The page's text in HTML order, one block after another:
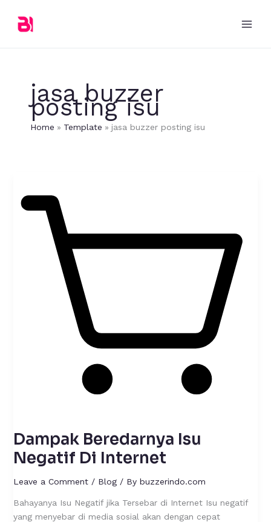
content
jasa buzzer
posting isu
Home Template jasa buzzer posting isu
Dampak Beredarnya Isu
Negatif Di Internet
Leave a Comment / Blog/ By buzzerindo.com
Bahayanya Isu Negatif jika Tersebar di Internet Isu negatif
yang menyebar di media sosial akan dengan cepat
Isu